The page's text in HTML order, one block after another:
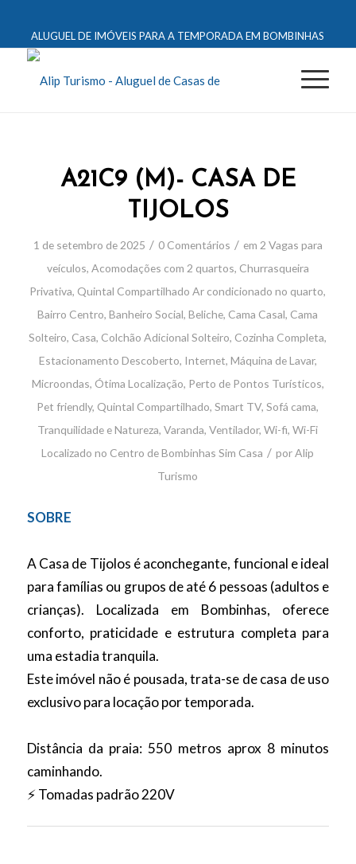
ALUGUEL DE IMÓVEIS PARA A TEMPORADA EM BOMBINHAS
A21C9 (M)- CASA DE
TIJOLOS
1 de setembro de 2025 / 0 Comentários / em 2 Vagas para
veículos, Acomodações com 2 quartos, Churrasqueira
Privativa, Quintal Compartilhado Ar condicionado no quarto,
Bairro Centro,Banheiro Social,Beliche, Cama Casal, Cama
Solteiro, Casa, Colchão Adicional Solteiro, Cozinha Completa,
Estacionamento Descoberto, Internet, Máquina de Lavar,
Microondas, Ótima Localização, Perto de Pontos Turísticos,
Pet friendly, Quintal Compartilhado,Smart TV,Sofá cama,
Tranquilidade e Natureza,Varanda,Ventilador,Wi-fi,Wi-Fi
Localizado no Centro de Bombinhas Sim Casa / porAlip
Turismo
SOBRE
A Casa de Tijolos é aconchegante, funcional e ideal
para famílias ou grupos de até 6 pessoas (adultos e
crianças). Localizada em Bombinhas, oferece
conforto, praticidade e estrutura completa para
uma estadia tranquila.
Este imóvel não é pousada, trata-se de casa de uso
exclusivo para locação por temporada.
Distância da praia: 550 metros aprox 8 minutos
caminhando.
⚡ Tomadas padrão 220V